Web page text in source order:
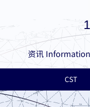
资讯 Information
CST